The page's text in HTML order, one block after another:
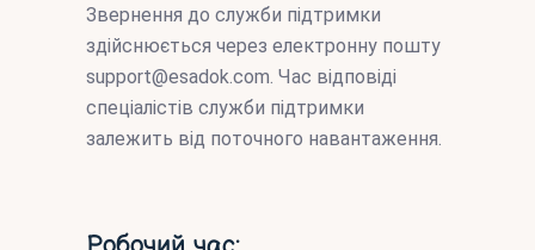
Звернення до служби підтримки
здійснюється через електронну пошту
support@esadok.com. Час відповіді
спеціалістів служби підтримки
залежить від поточного навантаження.